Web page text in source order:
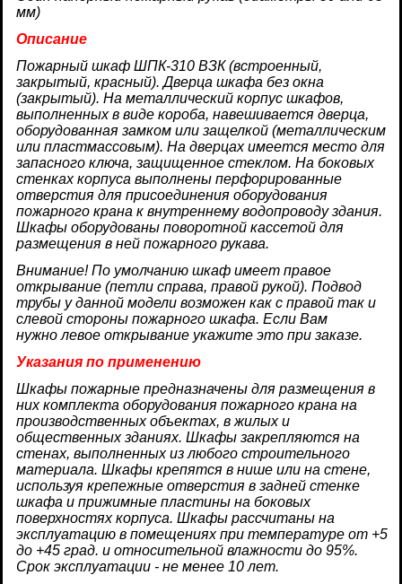
мм)
Описание
Пожарный шкаф ШПК-310 ВЗК (встроенный,
закрытый, красный). Дверца шкафа без окна
(закрытый). На металлический корпус шкафов,
выполненных в виде короба, навешивается дверца,
оборудованная замком или защелкой (металлическим
или пластмассовым). На дверцах имеется место для
запасного ключа, защищенное стеклом. На боковых
стенках корпуса выполнены перфорированные
отверстия для присоединения оборудования
пожарного крана к внутреннему водопроводу здания.
Шкафы оборудованы поворотной кассетой для
размещения в ней пожарного рукава.
Внимание! По умолчанию шкаф имеет правое
открывание (петли справа, правой рукой). Подвод
трубы у данной модели возможен как с правой так и
слевой стороны пожарного шкафа. Если Вам
нужно левое открывание укажите это при заказе.
Указания по применению
Шкафы пожарные предназначены для размещения в
них комплекта оборудования пожарного крана на
производственных объектах, в жилых и
общественных зданиях. Шкафы закрепляются на
стенах, выполненных из любого строительного
материала. Шкафы крепятся в нише или на стене,
используя крепежные отверстия в задней стенке
шкафа и прижимные пластины на боковых
поверхностях корпуса. Шкафы рассчитаны на
эксплуатацию в помещениях при температуре от +5
до +45 град. и относительной влажности до 95%.
Срок эксплуатации - не менее 10 лет.